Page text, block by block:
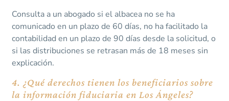
Consulta a un abogado si el albacea no se ha
comunicado en un plazo de 60 días, no ha facilitado la
contabilidad en un plazo de 90 días desde la solicitud, o
si las distribuciones se retrasan más de 18 meses sin
explicación.
4. ¿Qué derechos tienen los beneficiarios sobre
la información fiduciaria en Los Ángeles?